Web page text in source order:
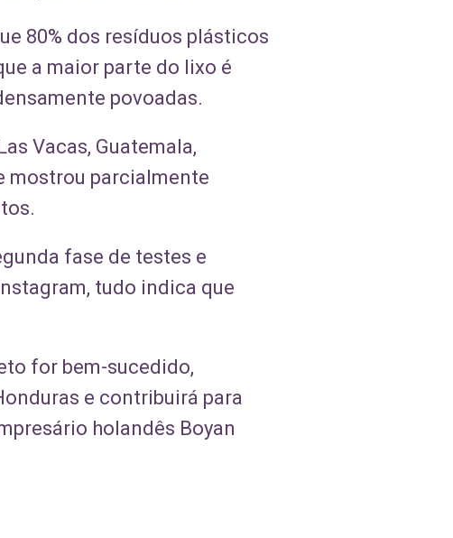
80% dos resíduos plásticos
a maior parte do lixo é
povoadas.
Vacas, Guatemala,
mostrou parcialmente
fase de testes e
tudo indica que
for bem-sucedido,
e contribuirá para
holandês Boyan